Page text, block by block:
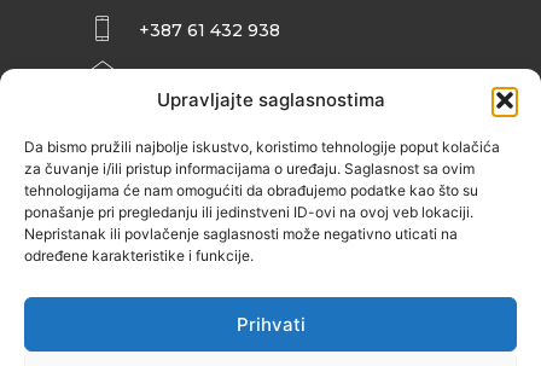
Upravljajte saglasnostima
Da bismo pružili najbolje iskustvo, koristimo tehnologije poput kolačića
za čuvanje i/ili pristup informacijama o uređaju. Saglasnost sa ovim
tehnologijama će nam omogućiti da obrađujemo podatke kao što su
ponašanje pri pregledanju ili jedinstveni ID-ovi na ovoj veb lokaciji.
Nepristanak ili povlačenje saglasnosti može negativno uticati na
određene karakteristike i funkcije.
Prihvati
+387 61 432 938
ZENIČANKA, 3. SPRAT), 72000 ZENICA